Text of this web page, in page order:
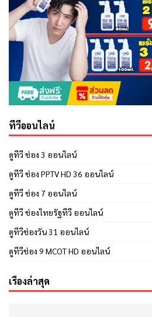
ทีวีออนไลน์
ดูทีวี ช่อง 3 ออนไลน์
ดูทีวี ช่อง PPTV HD 36 ออนไลน์
ดูทีวี ช่อง 7 ออนไลน์
ดูทีวี ช่องไทยรัฐทีวี ออนไลน์
ดูทีวีช่องวัน 31 ออนไลน์
ดูทีวีช่อง 9 MCOT HD ออนไลน์
เรื่องล่าสุด